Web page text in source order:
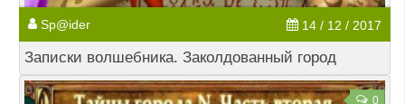
Sp@ider 14 / 12 / 2017
Записки волшебника. Заколдованный город
0